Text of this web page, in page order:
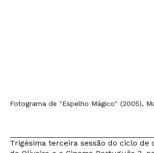
Fotograma de "Espelho Mágico" (2005),
Trigésima terceira sessão do ciclo de